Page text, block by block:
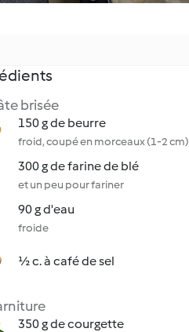
brisée
150 g de beurre
froid, coupé en morceaux (1-2 cm)
300 g de farine de blé
et un peu pour fariner
90 g d'eau
froide
½ c. à café de sel
350 g de courgette